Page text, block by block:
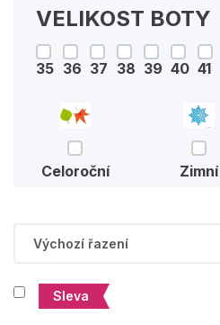
VELIKOST BOTY
35 36 37 38 39 40 41
Celoroční Zimní
Sleva